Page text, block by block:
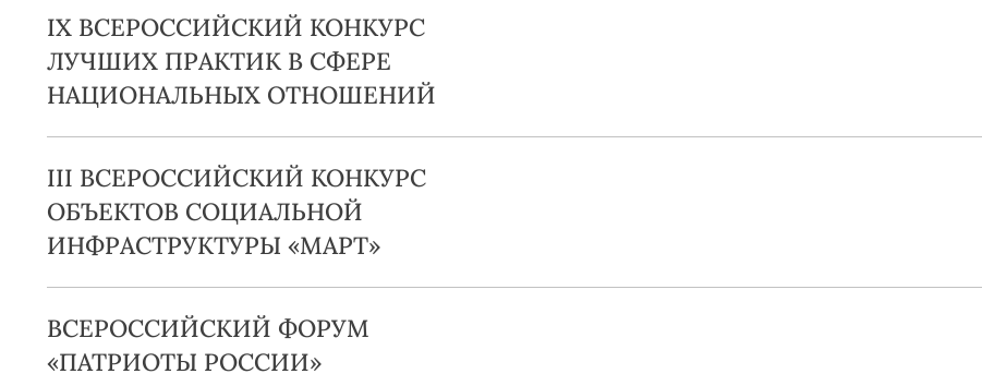
IX ВСЕРОССИЙСКИЙ КОНКУРС
ЛУЧШИХ ПРАКТИК В СФЕРЕ
НАЦИОНАЛЬНЫХ ОТНОШЕНИЙ
III ВСЕРОССИЙСКИЙ КОНКУРС
ОБЪЕКТОВ СОЦИАЛЬНОЙ
ИНФРАСТРУКТУРЫ «МАРТ»
ВСЕРОССИЙСКИЙ ФОРУМ
«ПАТРИОТЫ РОССИИ»